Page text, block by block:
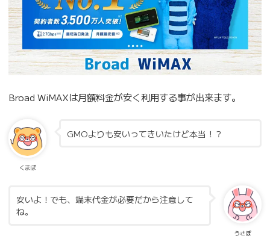
Broad WiMAXは月額料金が安く利用する事が出来ます。
くまぽ
GMOよりも安いってきいたけど本当！？
うさぽ
安いよ！でも、端末代金が必要だから注意して
ね。